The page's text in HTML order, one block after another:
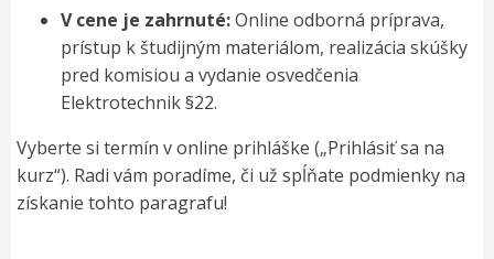
V cene je zahrnuté:Online odborná príprava,
prístup k študijným materiálom, realizácia skúšky
pred komisiou a vydanie osvedčenia
Elektrotechnik §22.
Vyberte si termín v online prihláške („Prihlásiť sa na
kurz“). Radi vám poradíme, či už spĺňate podmienky na
získanie tohto paragrafu!